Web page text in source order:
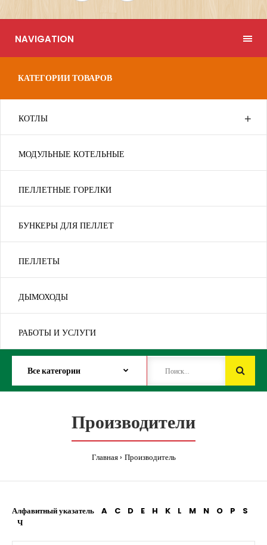
NAVIGATION
КАТЕГОРИИ ТОВАРОВ
КОТЛЫ
МОДУЛЬНЫЕ КОТЕЛЬНЫЕ
ПЕЛЛЕТНЫЕ ГОРЕЛКИ
БУНКЕРЫ ДЛЯ ПЕЛЛЕТ
ПЕЛЛЕТЫ
ДЫМОХОДЫ
РАБОТЫ И УСЛУГИ
Производители
Главная Производитель
Алфавитный указатель A C D E H K L M N O P
S
Ч